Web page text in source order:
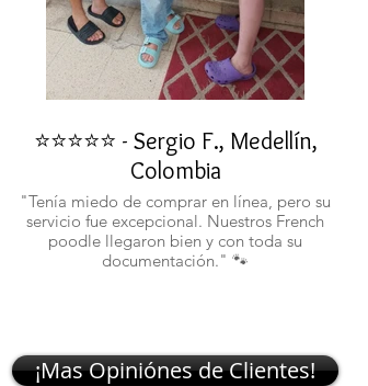
⭐⭐⭐⭐⭐ - Sergio F., Medellín,
Colombia
"Tenía miedo de comprar en línea, pero su
servicio fue excepcional. Nuestros French
poodle llegaron bien y con toda su
documentación." 🐾
¡Mas Opiniónes de Clientes!